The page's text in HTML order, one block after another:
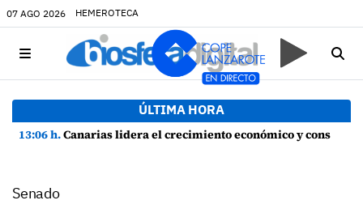
07 AGO 2026 HEMEROTECA
ÚLTIMA HORA
13:06 h.Canarias lidera el crecimiento económico y consolida su recuperación con un empleo en máximos históricos
Senado